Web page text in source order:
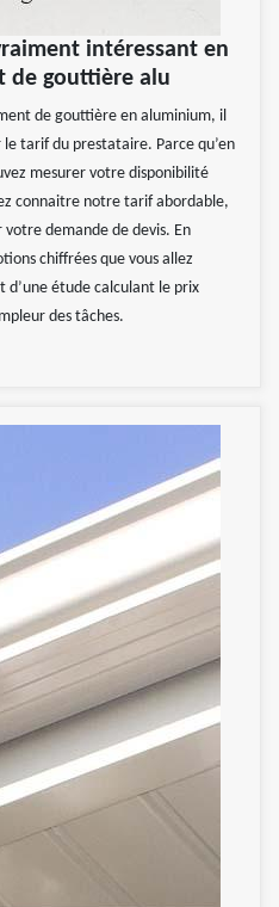
intéressant en
de gouttière alu
de gouttière en aluminium, il
tarif du prestataire. Parce qu’en
mesurer votre disponibilité
connaitre notre tarif abordable,
votre demande de devis. En
chiffrées que vous allez
d’une étude calculant le prix
des tâches.